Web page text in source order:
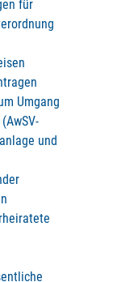
für
Umgang
und